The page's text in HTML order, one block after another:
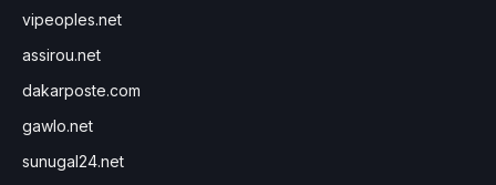
vipeoples.net
assirou.net
dakarposte.com
gawlo.net
sunugal24.net